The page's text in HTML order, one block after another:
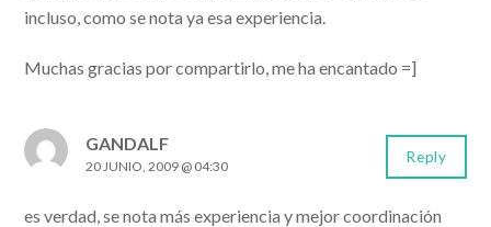
incluso, como se nota ya esa experiencia.
Muchas gracias por compartirlo, me ha encantado =]
GANDALF
20 JUNIO, 2009 @ 04:30
es verdad, se nota más experiencia y mejor coordinación
Reply